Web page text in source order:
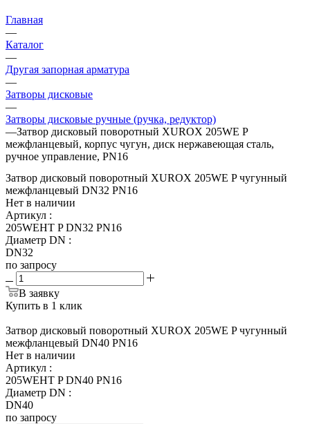
Главная
—
Каталог
—
Другая запорная арматура
—
Затворы дисковые
—
Затворы дисковые ручные (ручка, редуктор)
—Затвор дисковый поворотный XUROX 205WE P
межфланцевый, корпус чугун, диск нержавеющая сталь,
ручное управление, PN16
Затвор дисковый поворотный XUROX 205WE P чугунный
межфланцевый DN32 PN16
Нет в наличии
Артикул :
205WEHT P DN32 PN16
Диаметр DN :
DN32
по запросу
В заявку
Купить в 1 клик
Затвор дисковый поворотный XUROX 205WE P чугунный
межфланцевый DN40 PN16
Нет в наличии
Артикул :
205WEHT P DN40 PN16
Диаметр DN :
DN40
по запросу